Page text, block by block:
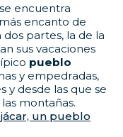
encuentra
encanto de
partes, la de la
sus vacaciones
pueblo
y empedradas,
y desde las que se
montañas.
un pueblo